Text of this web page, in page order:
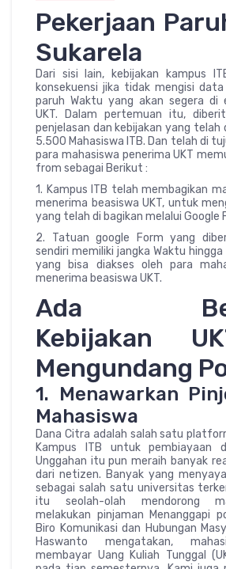
Pekerjaan
Sukarela
Dari sisi lain, kebijakan kampus
konsekuensi jika tidak mengisi
paruh Waktu yang akan segera di
UKT. Dalam pertemuan itu,
penjelasan dan kebijakan yang telah
5.500 Mahasiswa ITB. Dan telah di
para mahasiswa penerima UKT
from sebagai Berikut :
1. Kampus ITB telah membagikan
menerima beasiswa UKT, untuk
yang telah di bagikan melalui Google
2. Tatuan google Form yang
sendiri memiliki jangka Waktu
yang bisa diakses oleh para
menerima beasiswa UKT.
Ada
Kebijakan
Mengundang
1. Menawarkan
Mahasiswa
Dana Citra adalah salah satu
Kampus ITB untuk pembiayaan
Unggahan itu pun meraih banyak
dari netizen. Banyak yang
sebagai salah satu universitas
itu seolah-olah mendorong
melakukan pinjaman Menanggapi
Biro Komunikasi dan Hubungan
Haswanto mengatakan,
membayar Uang Kuliah Tunggal